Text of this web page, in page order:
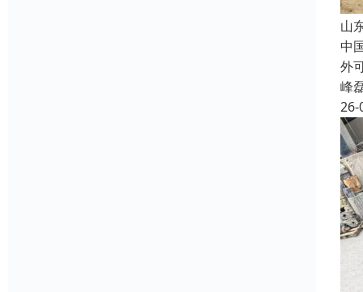
山
中
外
峰
26-